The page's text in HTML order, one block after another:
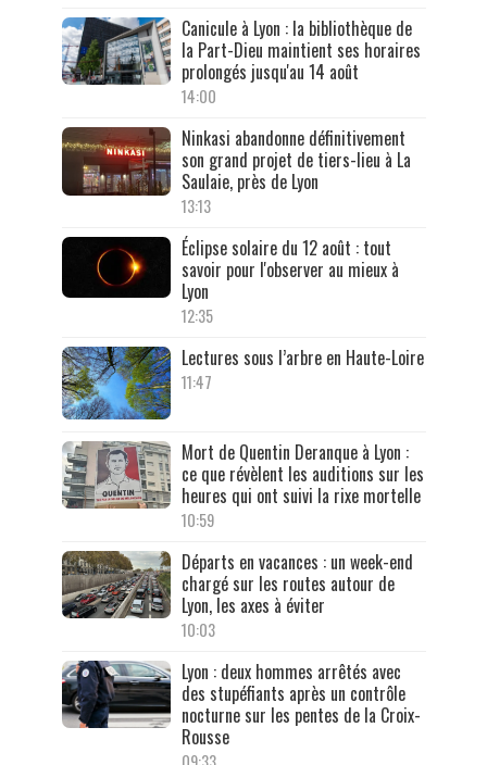
Canicule à Lyon : la bibliothèque de
la Part-Dieu maintient ses horaires
prolongés jusqu'au 14 août
14:00
Ninkasi abandonne définitivement
son grand projet de tiers-lieu à La
Saulaie, près de Lyon
13:13
Éclipse solaire du 12 août : tout
savoir pour l'observer au mieux à
Lyon
12:35
Lectures sous l’arbre en Haute-Loire
11:47
Mort de Quentin Deranque à Lyon :
ce que révèlent les auditions sur les
heures qui ont suivi la rixe mortelle
10:59
Départs en vacances : un week-end
chargé sur les routes autour de
Lyon, les axes à éviter
10:03
Lyon : deux hommes arrêtés avec
des stupéfiants après un contrôle
nocturne sur les pentes de la Croix-
Rousse